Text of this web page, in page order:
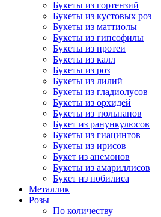
Букеты из гортензий
Букеты из кустовых роз
Букеты из маттиолы
Букеты из гипсофилы
Букеты из протеи
Букеты из калл
Букеты из роз
Букеты из лилий
Букеты из гладиолусов
Букеты из орхидей
Букеты из тюльпанов
Букет из ранункулюсов
Букеты из гиацинтов
Букеты из ирисов
Букет из анемонов
Букеты из амариллисов
Букет из нобилиса
Металлик
Розы
По количеству